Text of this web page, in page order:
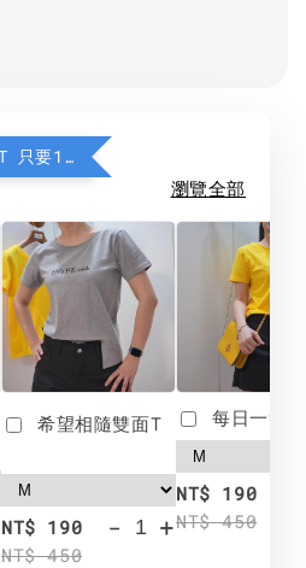
加購 MIT防曬透氣棉T 只要190元
瀏覽全部
希望相隨雙面T
NT$ 190
NT$ 450
- +
每日一笑
NT$ 190
NT$ 450